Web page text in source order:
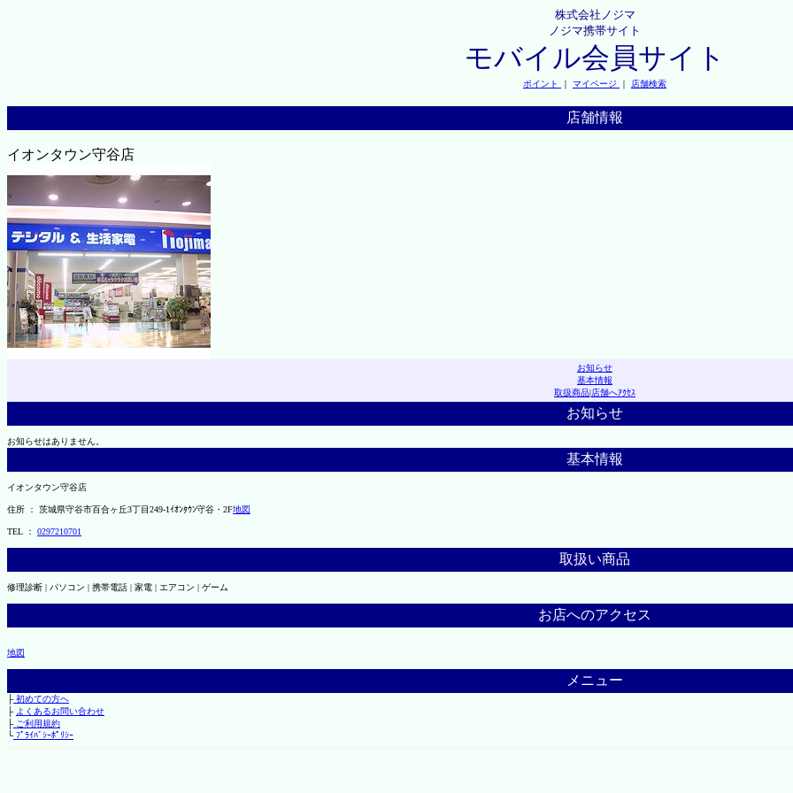
株式会社ノジマ
ノジマ携帯サイト
モバイル会員サイト
ポイント ｜ マイページ ｜ 店舗検索
店舗情報
イオンタウン守谷店
お知らせ
基本情報
取扱商品|店舗へｱｸｾｽ
お知らせ
お知らせはありません。
基本情報
イオンタウン守谷店
住所 ： 茨城県守谷市百合ヶ丘3丁目249-1ｲｵﾝﾀｳﾝ守谷・2F地図
TEL ： 0297210701
取扱い商品
修理診断 | パソコン | 携帯電話 | 家電 | エアコン | ゲーム
お店へのアクセス
地図
メニュー
├初めての方へ
├ よくあるお問い合わせ
├ご利用規約
└ﾌﾟﾗｲﾊﾞｼｰﾎﾟﾘｼｰ